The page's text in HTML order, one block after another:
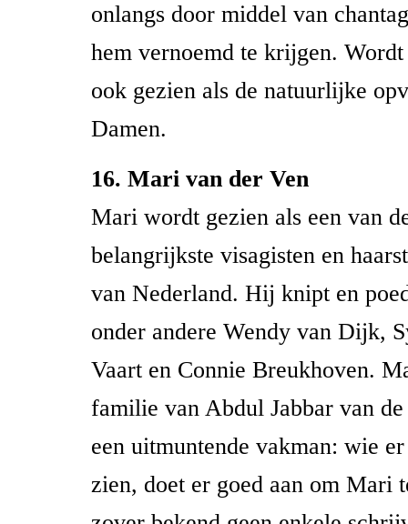
onlangs door middel van
hem vernoemd te krijgen.
ook gezien als de natuurlijke
Damen.
16. Mari van der Ven
Mari wordt gezien als een van
belangrijkste visagisten en
van Nederland. Hij knipt en
onder andere Wendy van Dijk,
Vaart en Connie Breukhoven.
familie van Abdul Jabbar van
een uitmuntende vakman: wie
zien, doet er goed aan om Mari